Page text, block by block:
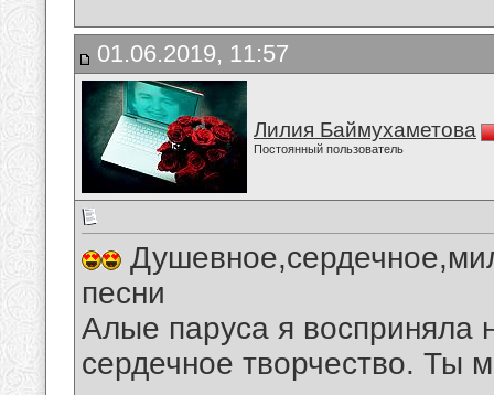
01.06.2019, 11:57
Лилия Баймухаметова
Постоянный пользователь
песни
Алые паруса я
сердечное творчество. Ты